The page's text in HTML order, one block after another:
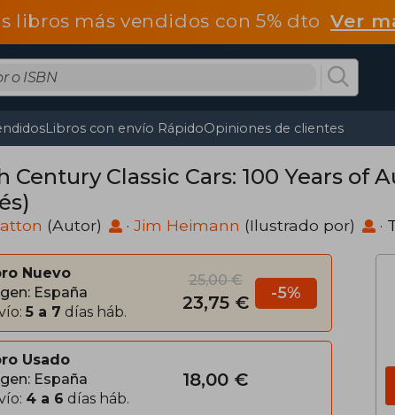
libros más vendidos con 5% dtoVer
Libros con envío RápidoOpiniones de clientes
Century Classic Cars: 100 Years of
(Autor) · Jim Heimann (Ilustrado por) ·
Nuevo
España
5 a 7 días háb.
25,00 €
23,75 € -5%
Usado
España
4 a 6 días háb.
18,00 €